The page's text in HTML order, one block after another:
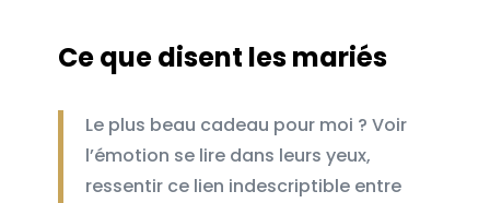
Ce que disent les mariés
Le plus beau cadeau pour moi ? Voir
l’émotion se lire dans leurs yeux,
ressentir ce lien indescriptible entre